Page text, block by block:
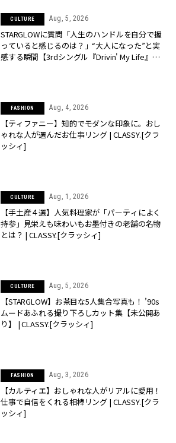
CULTURE Aug, 5, 2026
STARGLOWに質問「人生のハンドルを自分で握
っていると感じるのは？」“大️人になった”と実
感する瞬間【3rdシングル『Drivin' My Life』発
FASHION Aug, 4, 2026
【ティファニー】知的でモダンな印象に。おし
ゃれな人が選んだお仕事リング | CLASSY.[クラ
ッシィ]
CULTURE Aug, 1, 2026
【手土産４選】人気料理家が「パーティによく
持参」見栄えも味わいもお墨付きの老舗の名物
とは？ | CLASSY.[クラッシィ]
CULTURE Aug, 5, 2026
【STARGLOW】お茶目な5人集合写真も！ ’90s
ムードあふれる撮り下ろしカット集【未公開あ
り】 | CLASSY.[クラッシィ]
FASHION Aug, 3, 2026
【カルティエ】おしゃれな人がリアルに愛用！
仕事で自信をくれる相棒リング | CLASSY.[クラ
ッシィ]